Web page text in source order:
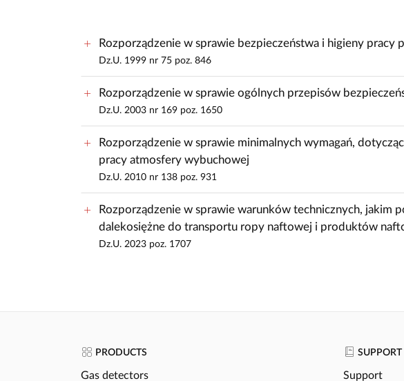
Rozporządzenie w sprawie bezpieczeństwa i higieny pracy
Dz.U. 1999 nr 75 poz. 846
Rozporządzenie w sprawie ogólnych przepisów
Dz.U. 2003 nr 169 poz. 1650
Rozporządzenie w sprawie minimalnych wymagań,
pracy atmosfery wybuchowej
Dz.U. 2010 nr 138 poz. 931
Rozporządzenie w sprawie warunków technicznych, jakim
dalekosiężne do transportu ropy naftowej i produktów
Dz.U. 2023 poz. 1707
PRODUCTS
Gas detectors
SUPPORT
Support